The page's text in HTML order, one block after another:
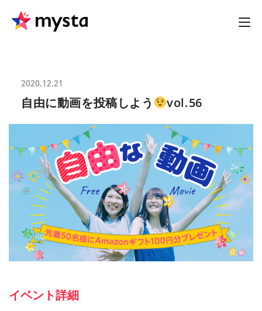
2020.12.21
自由に動画を投稿しよう vol.56
イベント詳細